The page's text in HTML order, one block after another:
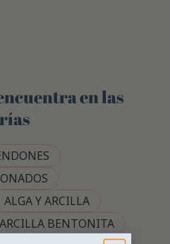
en las
ALGA Y ARCILLA
ARCILLA BENTONITA